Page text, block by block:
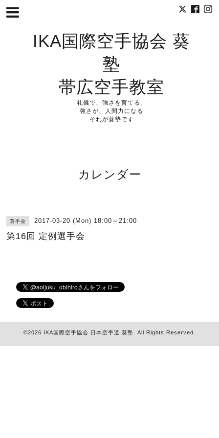
IKA国際空手協会 葵
塾
帯広空手教室
礼儀で、強さを育てる。
強さが、人間力になる
それが葵塾です
カレンダー
選手会 2017-03-20 (Mon) 18:00～21:00
第16回 定例選手会
©2026 IKA国際空手協会 日本空手道 葵塾 . All Rights Reserved.